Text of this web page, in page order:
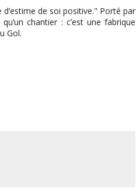
de soi positive." Porté par
chantier : c’est une fabrique
Gol.